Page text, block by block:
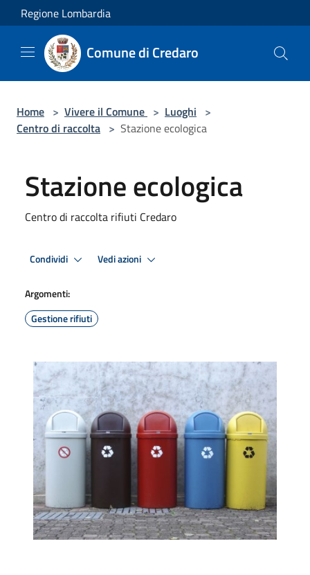
Salta al contenuto principale
Regione Lombardia
Comune di Credaro
Home > Vivere il Comune > Luoghi >
Centro di raccolta > Stazione ecologica
Stazione ecologica
Centro di raccolta rifiuti Credaro
Condividi Vedi azioni
Argomenti:
Gestione rifiuti